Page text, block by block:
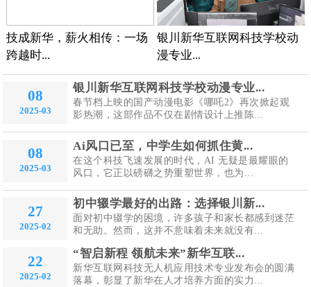
技成新华，薪火相传：一场
跨越时...
银川新华互联网科技学校动
漫专业...
08
2025-03
银川新华互联网科技学校动漫专业...
春节档上映的国产动漫电影《哪吒2》再次掀起观
影热潮，这部作品不仅在剧情设计上推陈...
08
2025-03
Ai风口已至，中学生如何抓住黄...
在这个科技飞速发展的时代，AI 无疑是最耀眼的
风口，它正以磅礴之势重塑世界，也为...
27
2025-02
初中辍学最好的出路：选择银川新...
面对初中辍学的困境，许多孩子和家长都感到迷茫
和无助。然而，这并不意味着未来就没有...
22
2025-02
“智启新程 领航未来”新华互联...
新华互联网科技无人机应用技术专业发布会的圆满
落幕，彰显了新华在人才培养方面的实力...